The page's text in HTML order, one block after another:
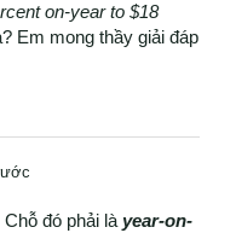
on-year to $18
Em mong thầy giải đáp
đó phải là year-on-